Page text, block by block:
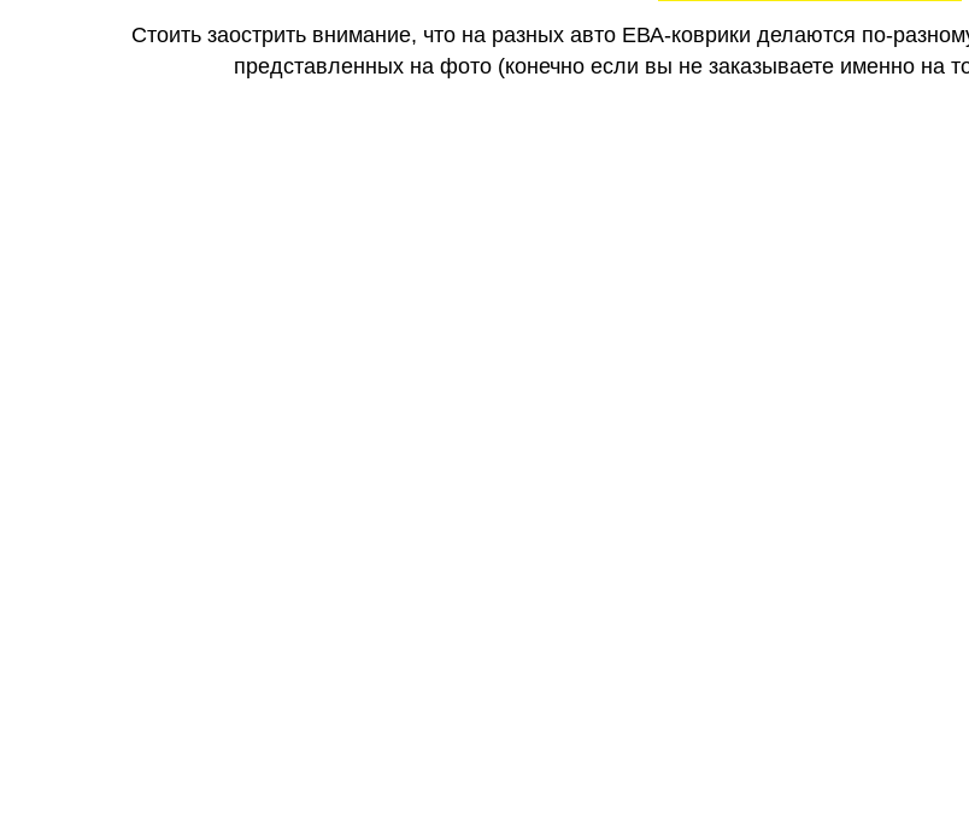
Стоить заострить внимание, что на разных авто ЕВА-коврики делаются по-
представленных на фото (конечно если вы не заказываете именно на